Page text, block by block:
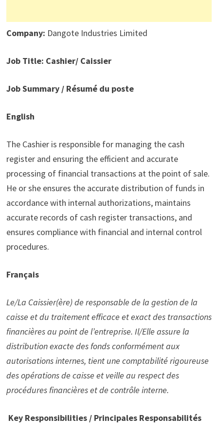
Company: Dangote Industries Limited
Job Title: Cashier/ Caissier
Job Summary / Résumé du poste
English
The Cashier is responsible for managing the cash
register and ensuring the efficient and accurate
processing of financial transactions at the point of sale.
He or she ensures the accurate distribution of funds in
accordance with internal authorizations, maintains
accurate records of cash register transactions, and
ensures compliance with financial and internal control
procedures.
Français
Le/La Caissier(ère) de responsable de la gestion de la
caisse et du traitement efficace et exact des transactions
financières au point de l’entreprise. Il/Elle assure la
distribution exacte des fonds conformément aux
autorisations internes, tient une comptabilité rigoureuse
des opérations de caisse et veille au respect des
procéduresfinancières et de contrôle interne.
Key Responsibilities / Principales Responsabilités